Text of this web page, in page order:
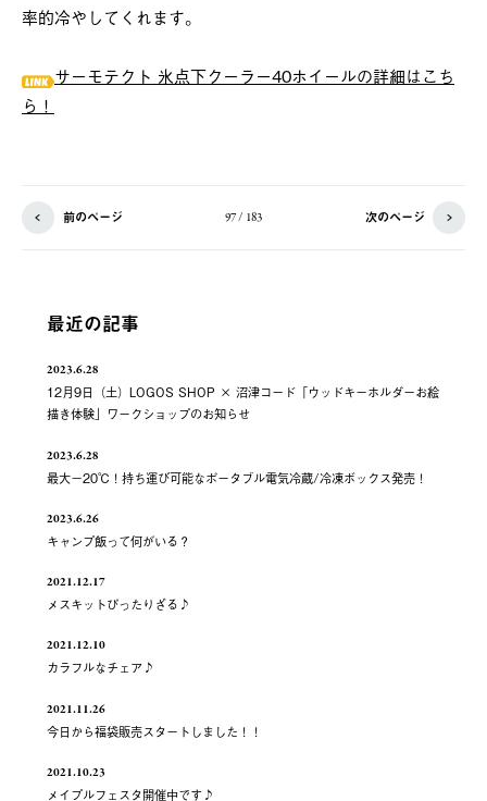
率的冷やしてくれます。
サーモテクト 氷点下クーラー40ホイールの詳細はこち
ら！
前のページ 97 / 183 次のページ
最近の記事
2023.6.28
12月9日（土）LOGOS SHOP × 沼津コード「ウッドキーホルダーお絵
描き体験」ワークショップのお知らせ
2023.6.28
最大－20℃！持ち運び可能なポータブル電気冷蔵/冷凍ボックス発売！
2023.6.26
キャンプ飯って何がいる？
2021.12.17
メスキットぴったりざる♪
2021.12.10
カラフルなチェア♪
2021.11.26
今日から福袋販売スタートしました！！
2021.10.23
メイプルフェスタ開催中です♪